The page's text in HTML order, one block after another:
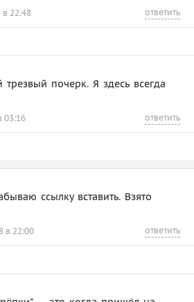
в 22:48 ответить
почерк. Я здесь всегда
03:16 ответить
ссылку вставить. Взято
в 22:00 ответить